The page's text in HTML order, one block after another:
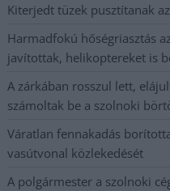
Kiterjedt tüzek pusztítanak
Harmadfokú hőségriasztás
javítottak, helikoptereket is
A zárkában rosszul lett,
számoltak be a szolnoki
Váratlan fennakadás
vasútvonal közlekedését
A polgármester a szolnoki